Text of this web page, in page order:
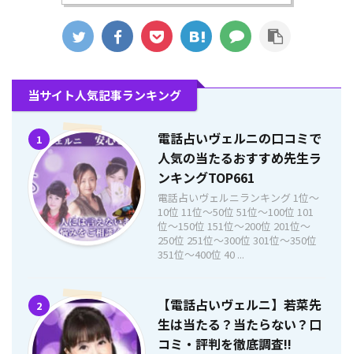
当サイト人気記事ランキング
1
電話占いヴェルニの口コミで
人気の当たるおすすめ先生ラ
ンキングTOP661
電話占いヴェルニランキング 1位〜
10位 11位〜50位 51位〜100位 101
位〜150位 151位〜200位 201位〜
250位 251位〜300位 301位〜350位
351位〜400位 40 ...
2
【電話占いヴェルニ】若菜先
生は当たる？当たらない？口
コミ・評判を徹底調査!!